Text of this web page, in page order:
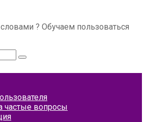
? Обучаем пользоваться
частые вопросы